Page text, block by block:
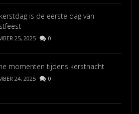
is de eerste dag van
25, 2025 0
momenten tijdens kerstnacht
24, 2025 0